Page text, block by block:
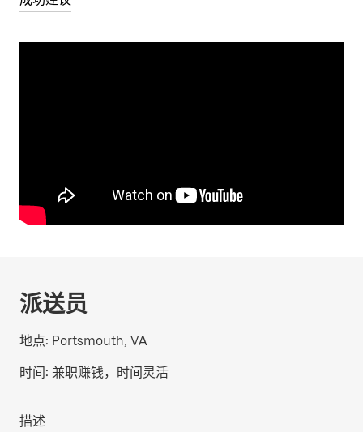
派送员
地点: Portsmouth, VA
时间: 兼职赚钱，时间灵活
描述